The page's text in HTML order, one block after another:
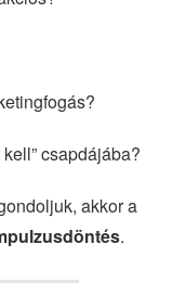
csapdájába?
akkor a
.